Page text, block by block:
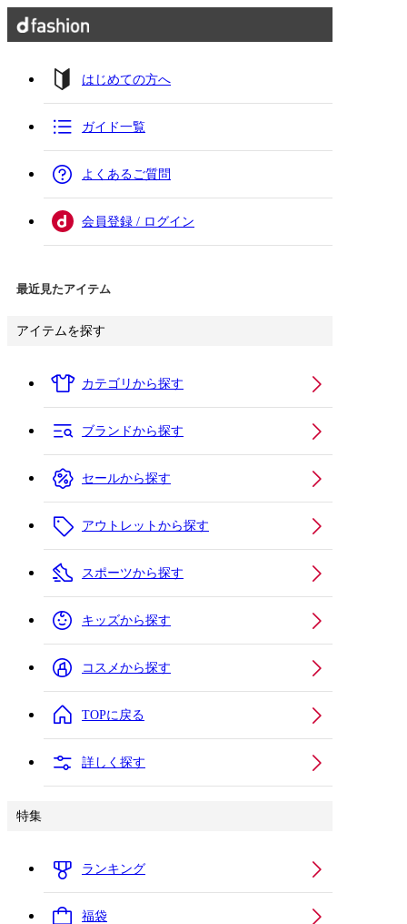
はじめての方へ
ガイド一覧
よくあるご質問
会員登録 / ログイン
最近見たアイテム
アイテムを探す
カテゴリから探す
ブランドから探す
セールから探す
アウトレットから探す
スポーツから探す
キッズから探す
コスメから探す
TOPに戻る
詳しく探す
特集
ランキング
福袋